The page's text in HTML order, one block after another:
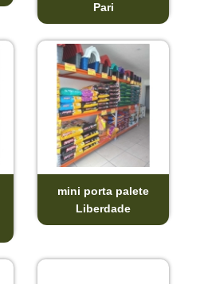
Pari
mini porta palete
Liberdade